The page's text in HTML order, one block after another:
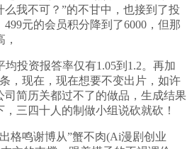
我不可？”的不甘中，也接到了投
元的会员积分降到了6000，但那
资报答率仅有1.05到1.2。再加
，现在，现在想要不变出片，如许
司简历关都过不了的做品，生成结果
三四十人的制做小组说砍就砍！
鸣谢博从”蟹不肉(Ai漫剧创业